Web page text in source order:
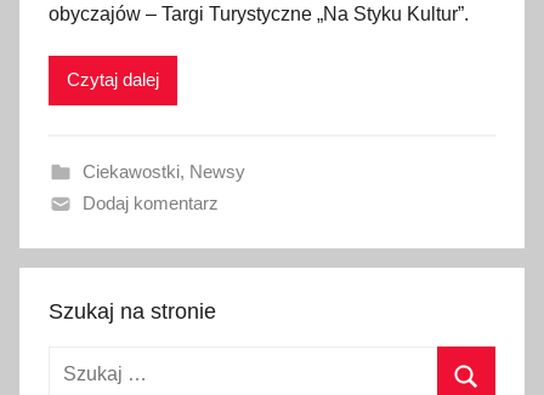
l
i
a
n
4
m
obyczajów – Targi Turystyczne „Na Styku Kultur”.
Czytaj dalej
Ciekawostki, Newsy
Dodaj komentarz
Szukaj na stronie
Szukaj: